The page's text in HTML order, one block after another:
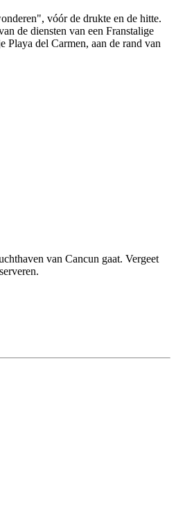
vóór de drukte en de hitte.
de diensten van een Franstalige
Playa del Carmen, aan de rand van
van Cancun gaat. Vergeet